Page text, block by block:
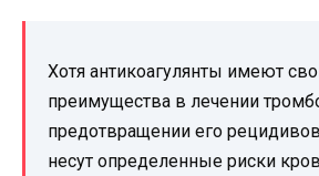
Хотя антикоагулянты имеют
преимущества в лечении
предотвращении его
несут определенные риски